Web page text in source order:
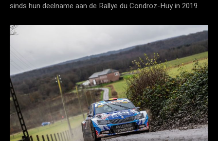
sinds hun deelname aan de Rallye du Condroz-Huy in 2019.